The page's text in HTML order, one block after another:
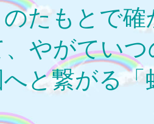
のたもとで
やがてい
と繋がる